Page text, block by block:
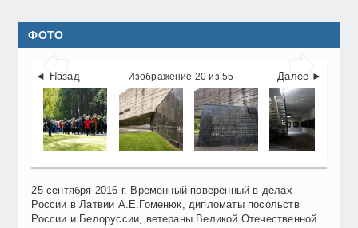
ФОТО
 
◄ Назад Далее ►
Изображение 20 из 55
25 сентября 2016 г. Временный поверенный в делах
России в Латвии А.Е.Гоменюк, дипломаты посольств
России и Белоруссии, ветераны Великой Отечественной